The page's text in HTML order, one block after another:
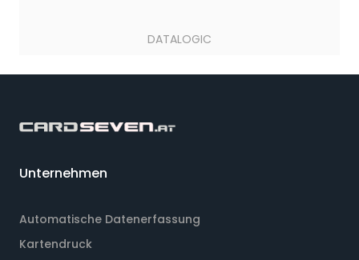
DATALOGIC
Unternehmen
Automatische Datenerfassung
Kartendruck